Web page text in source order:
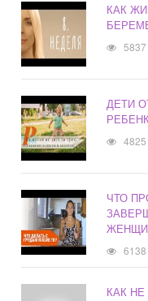
КАК
5837
ДЕТИ
4825
ЧТО
6138
КАК